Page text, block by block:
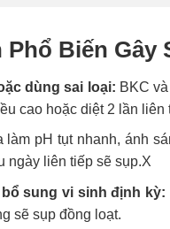
Phổ Biến Gây
dùng sai loại: BKC
cao hoặc diệt 2 lần
làm pH tụt nhanh, ánh
ngày liên tiếp sẽ sụp.X
sung vi sinh định kỳ:
sẽ sụp đồng loạt.